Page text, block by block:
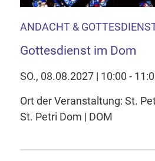
ANDACHT &
Gottesdienst im Dom
SO., 08.08.2027 | 10:00 -
Ort der Veranstaltung: St.
St. Petri Dom | DOM